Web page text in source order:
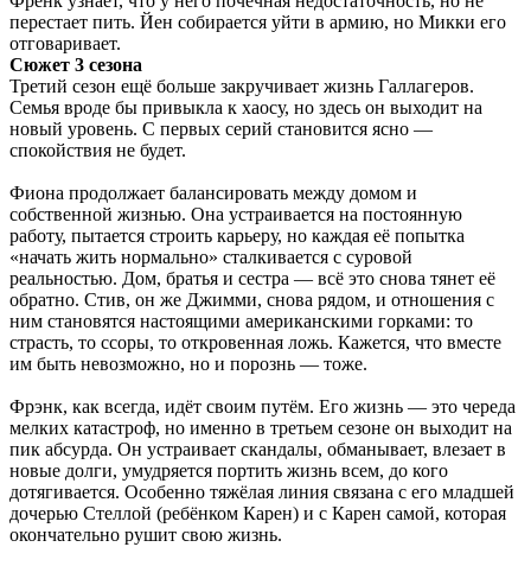
перестает пить. Йен собирается уйти в армию, но Микки его
отговаривает.
Сюжет 3 сезона
Третий сезон ещё больше закручивает жизнь Галлагеров.
Семья вроде бы привыкла к хаосу, но здесь он выходит на
новый уровень. С первых серий становится ясно —
спокойствия не будет.
Фиона продолжает балансировать между домом и
собственной жизнью. Она устраивается на постоянную
работу, пытается строить карьеру, но каждая её попытка
«начать жить нормально» сталкивается с суровой
реальностью. Дом, братья и сестра — всё это снова тянет её
обратно. Стив, он же Джимми, снова рядом, и отношения с
ним становятся настоящими американскими горками: то
страсть, то ссоры, то откровенная ложь. Кажется, что вместе
им быть невозможно, но и порознь — тоже.
Фрэнк, как всегда, идёт своим путём. Его жизнь — это череда
мелких катастроф, но именно в третьем сезоне он выходит на
пик абсурда. Он устраивает скандалы, обманывает, влезает в
новые долги, умудряется портить жизнь всем, до кого
дотягивается. Особенно тяжёлая линия связана с его младшей
дочерью Стеллой (ребёнком Карен) и с Карен самой, которая
окончательно рушит свою жизнь.